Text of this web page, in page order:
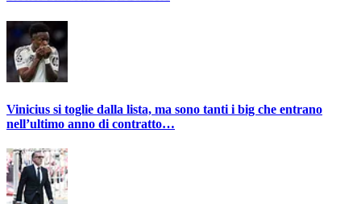
Vinicius si toglie dalla lista, ma sono tanti i big che entrano
nell’ultimo anno di contratto…